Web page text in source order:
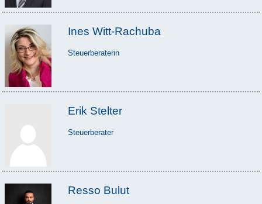
Ines Witt-Rachuba
Steuerberaterin
Erik Stelter
Steuerberater
Resso Bulut